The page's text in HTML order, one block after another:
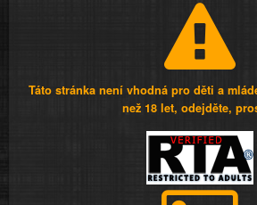
Táto stránka není vhodná pro děti a
než 18 let, odejděte,